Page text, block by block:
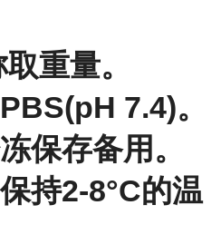
重量。
7.4)。
保存备用。
持2-8°C的温